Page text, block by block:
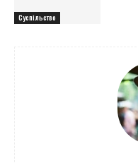
Суспільство